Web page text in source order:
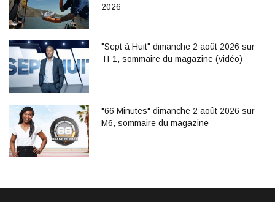
2026
"Sept à Huit" dimanche 2 août 2026 sur
TF1, sommaire du magazine (vidéo)
"66 Minutes" dimanche 2 août 2026 sur
M6, sommaire du magazine